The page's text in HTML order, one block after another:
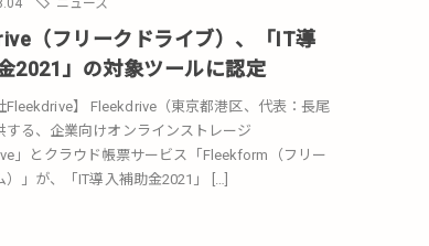
（フリークドライブ）、「IT導
2021」の対象ツールに認定
Fleekdrive】 Fleekdrive（東京都港区、代表：長尾
する、企業向けオンラインストレージ
」とクラウド帳票サービス「Fleekform（フリー
）」が、「IT導入補助金2021」 […]